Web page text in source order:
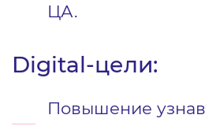
ЦА.
Digital-цели:
Повышение